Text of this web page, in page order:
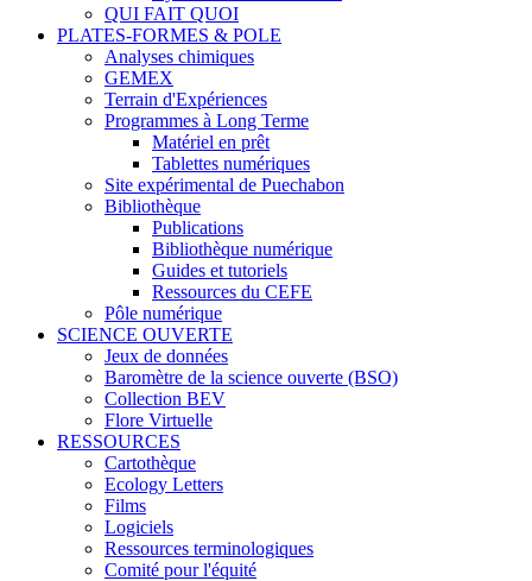
QUI FAIT QUOI
PLATES-FORMES & POLE
Analyses chimiques
GEMEX
Terrain d'Expériences
Programmes à Long Terme
Matériel en prêt
Tablettes numériques
Site expérimental de Puechabon
Bibliothèque
Publications
Bibliothèque numérique
Guides et tutoriels
Ressources du CEFE
Pôle numérique
SCIENCE OUVERTE
Jeux de données
Baromètre de la science ouverte (BSO)
Collection BEV
Flore Virtuelle
RESSOURCES
Cartothèque
Ecology Letters
Films
Logiciels
Ressources terminologiques
Comité pour l'équité